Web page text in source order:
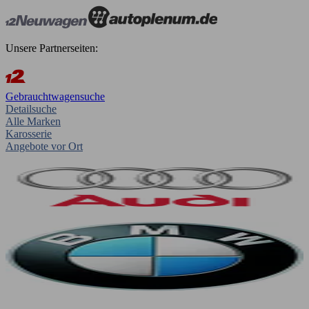
Unsere Partnerseiten:
Gebrauchtwagensuche
Detailsuche
Alle Marken
Karosserie
Angebote vor Ort